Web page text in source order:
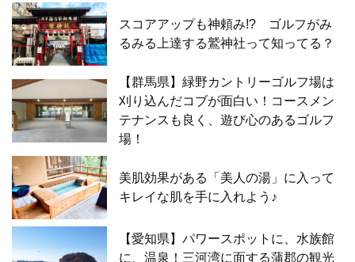
スコアアップも神頼み!? ゴルフがみ
るみる上達する鷲神社って知ってる？
【群馬県】緑野カントリーゴルフ場は
刈り込んだコブが面白い！コースメン
テナンスも良く、遊び心のあるゴルフ
場！
美肌効果がある「美人の湯」に入って
キレイな肌を手に入れよう♪
【愛知県】パワースポットに、水族館
に、温泉！三河湾に面する蒲郡の観光